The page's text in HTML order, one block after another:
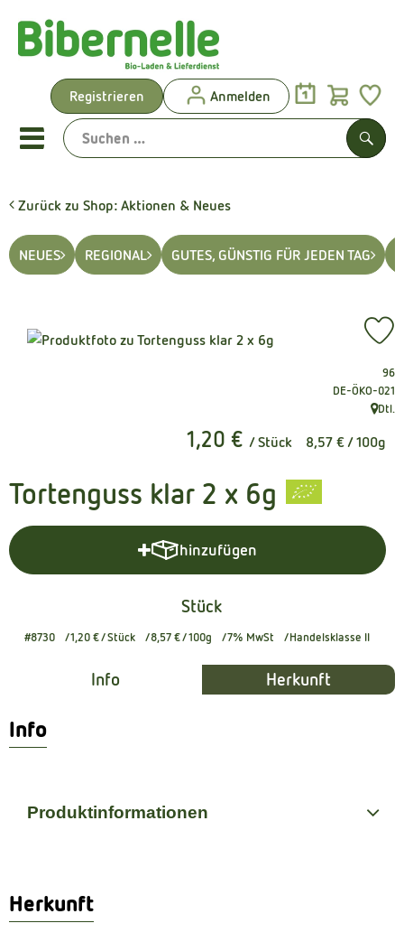
Registrieren Anmelden
Mobiles Menu öffnen oder
Vorgeplante Ökokisten
Shop: Aktionen & Neues
Obst & Gemüse
Getränke
Angebote
Häufige Fragen
Service
Zurück zu Shop: Aktionen & Neues
NEUES REGIONAL GUTES, GÜNSTIG FÜR JEDEN TAG
Tortenguss klar 2 x 6g
1,20 € / Stück 8,57 €/ 100g
, Verband:
96
,DE-ÖKO-021
,
Dtl.
hinzufügen
Produkt zum Warenkorb
Stück
#8730 1,20 €/ Stück 8,57 €/ 100g 7% MwSt Handelsklasse II
Info Herkunft
Info
Produktinformationen
Herkunft